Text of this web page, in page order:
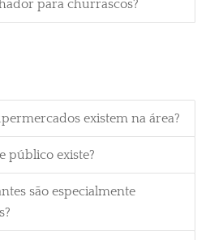
para churrascos?
existem na área?
público existe?
são especialmente